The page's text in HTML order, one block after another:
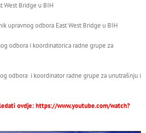
West Bridge u BIH
upravnog odbora East West Bridge u BIH
odbora i koordinatorica radne grupe za
odbora i koordinator radne grupe za unutrašnju i
ovdje:https://www.youtube.com/watch?